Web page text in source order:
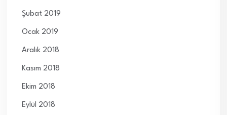
Şubat 2019
Ocak 2019
Aralık 2018
Kasım 2018
Ekim 2018
Eylül 2018